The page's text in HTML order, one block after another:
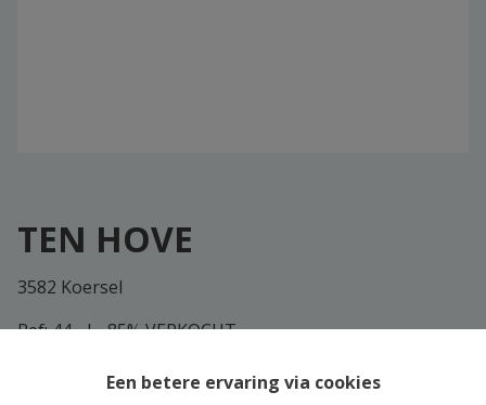
Een betere ervaring via cookies
TEN HOVE
3582 Koersel
Ref:44|85% VERKOCHT
Residentie "TEN HOVE" is een prachtige realisatie van MEY BV. Het